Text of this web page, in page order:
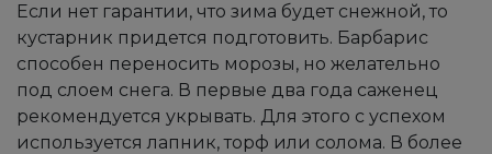
Если нет гарантии, что зима будет снежной, то
кустарник придется подготовить. Барбарис
способен переносить морозы, но желательно
под слоем снега. В первые два года саженец
рекомендуется укрывать. Для этого с успехом
используется лапник, торф или солома. В более